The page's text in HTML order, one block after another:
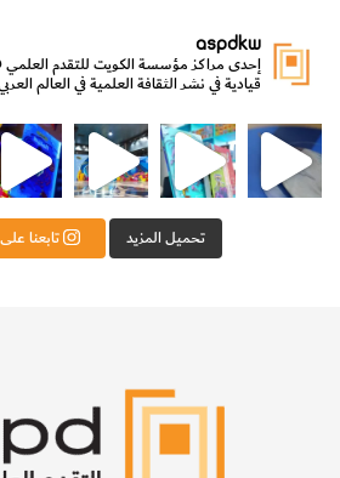
aspdkw
إحدى مراكز مؤسسة الكويت للتقدم العلمي
قيادية في نشر الثقافة العلمية في العالم
لشؤون الش
من الأعماق نكتشف ومن الكتب نتعلّم
⁨ ⁨ نتشرف بدعوتكم لزيارة جناح التقدم العلمي للنشر رجعنا! ما كنّا بعيد!
تحميل المزيد تابعنا